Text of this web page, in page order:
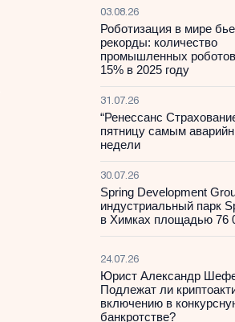
03.08.26
Роботизация в мире
рекорды: количество
промышленных
15% в 2025 году
31.07.26
“Ренессанс
пятницу самым
недели
30.07.26
Spring Development
индустриальный парк
в Химках площадью 76
24.07.26
Юрист Александр
Подлежат ли
включению в
банкротстве?